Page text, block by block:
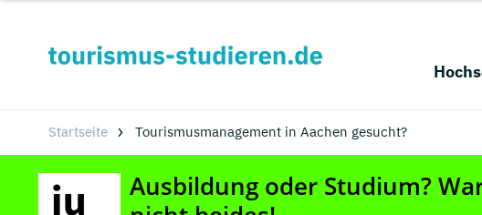
Startseite Tourismusmanagement in Aachen gesucht?